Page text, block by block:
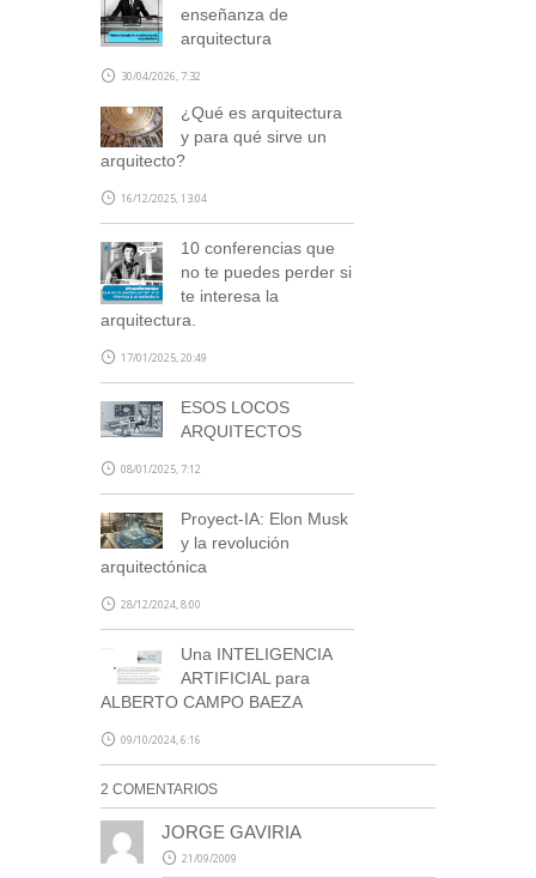
enseñanza de
arquitectura
30/04/2026, 7:32
¿Qué es arquitectura
y para qué sirve un
arquitecto?
16/12/2025, 13:04
10 conferencias que
no te puedes perder si
te interesa la
arquitectura.
17/01/2025, 20:49
ESOS LOCOS
ARQUITECTOS
08/01/2025, 7:12
Proyect-IA: Elon Musk
y la revolución
arquitectónica
28/12/2024, 8:00
Una INTELIGENCIA
ARTIFICIAL para
ALBERTO CAMPO BAEZA
09/10/2024, 6:16
2 COMENTARIOS
JORGE GAVIRIA
21/09/2009